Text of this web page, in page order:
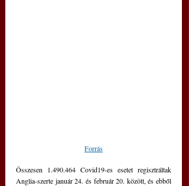
Forrás
Összesen 1.490.464 Covid19-es esetet regisztráltak
Anglia-szerte január 24. és február 20. között, és ebből